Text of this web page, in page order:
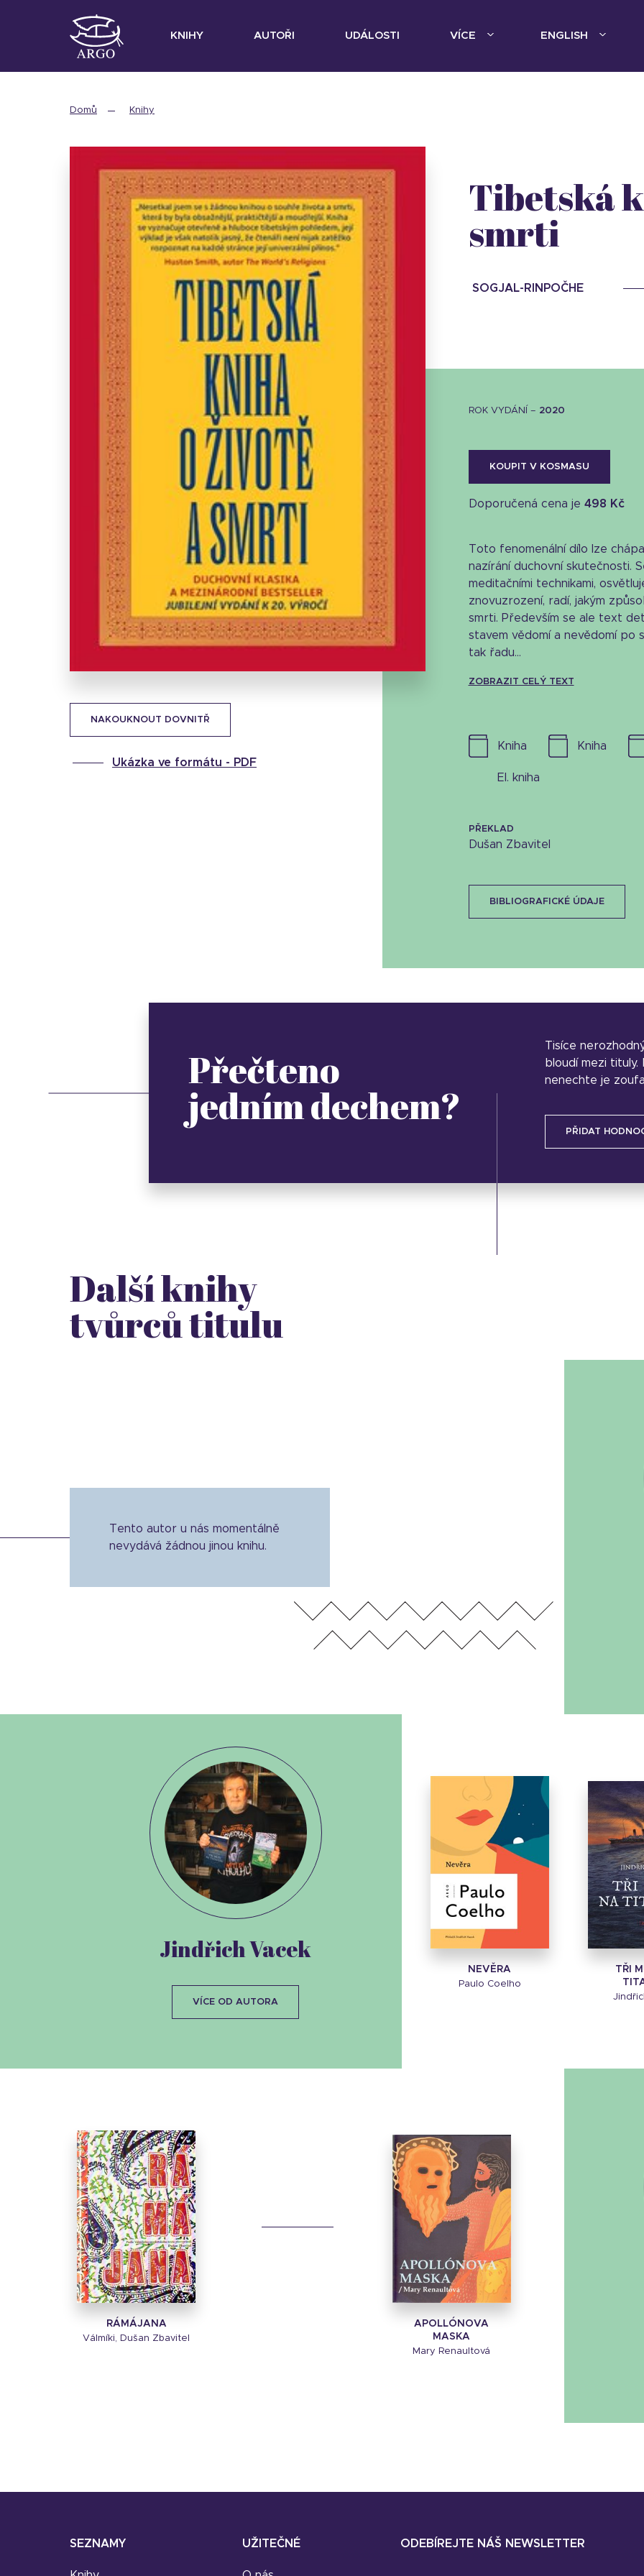
KNIHY AUTOŘI UDÁLOSTI VÍCE ENGLISH
Domů Knihy
Stáhnout obálku
24.52 KB
NAKOUKNOUT DOVNITŘ
Ukázka ve formátu - PDF
Tibetská
smrti
SOGJAL-RINPOČHE
ROK VYDÁNÍ – 2020
KOUPIT V KOSMASU
Doporučená cena je 498 Kč
Toto fenomenální dílo lze
nazírání duchovní skutečnosti.
meditačními technikami,
znovuzrození, radí, jakým
smrti. Především se ale text
stavem vědomí a nevědomí po
tak řadu...
ZOBRAZIT CELÝ TEXT
kniha kniha
el. kniha
PŘEKLAD
Dušan Zbavitel
BIBLIOGRAFICKÉ ÚDAJE
Přečteno
jedním dechem?
Tisíce
bloudí mezi
nenechte je
PŘIDAT
Další knihy
tvůrců titulu
Tento autor u nás momentálně
nevydává žádnou jinou knihu.
NEVĚRA
Paulo Coelho
TŘI
Jindřich Vacek
VÍCE OD AUTORA
RÁMÁJANA
Válmíki, Dušan Zbavitel
APOLLÓNOVA
MASKA
Mary Renaultová
SEZNAMY UŽITEČNÉ ODEBÍREJTE NÁŠ NEWSLETTER